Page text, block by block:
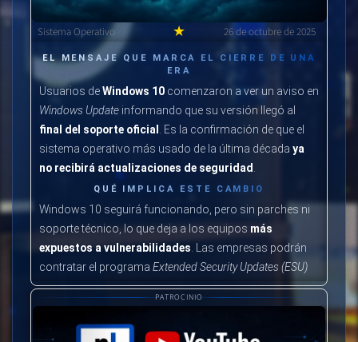
Sistema Operativo ★ 26 de octubre de 2025
EL MENSAJE QUE MARCA EL CIERRE DE UNA
ERA
Usuarios deWindows 10comenzaron a ver un aviso en
Windows Updateinformando que su versión llegó al
final del soporte oficial . Es la confirmación de que el
sistema operativo más usado de la última década ya
no recibirá actualizaciones de seguridad.
QUÉ IMPLICA ESTE CAMBIO
Windows 10 seguirá funcionando, pero sin parches ni
soporte técnico, lo que deja a los equipos más
expuestos a vulnerabilidades . Las empresas podrán
contratar el programa Extended Security Updates (ESU)
para seguir recibiendo actualizaciones pagas por un
tiempo limitado.
QUÉ PUEDEN HACER LOS USUARIOS
PATROCINIO